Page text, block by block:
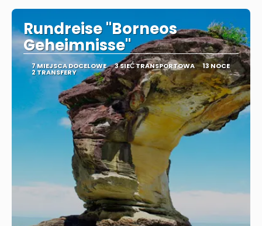
Rundreise "Borneos
Geheimnisse"
7 MIEJSCA DOCELOWE 3 SIEĆ TRANSPORTOWA 13 NOCE
2 TRANSFERY